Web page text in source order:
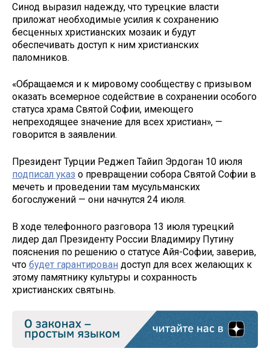
Синод выразил надежду, что турецкие власти
приложат необходимые усилия к сохранению
бесценных христианских мозаик и будут
обеспечивать доступ к ним христианских
паломников.
«Обращаемся и к мировому сообществу с призывом
оказать всемерное содействие в сохранении особого
статуса храма Святой Софии, имеющего
непреходящее значение для всех христиан», —
говорится в заявлении.
Президент Турции Реджеп Тайип Эрдоган 10 июля
подписал указ о превращении собора Святой Софии в
мечеть и проведении там мусульманских
богослужений — они начнутся 24 июля.
В ходе телефонного разговора 13 июля турецкий
лидер дал Президенту России Владимиру Путину
пояснения по решению о статусе Айя-Софии, заверив,
что будет гарантирован доступ для всех желающих к
этому памятнику культуры и сохранность
христианских святынь.